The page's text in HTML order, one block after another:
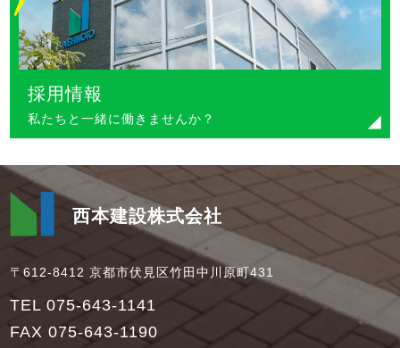
採用情報
私たちと一緒に働きませんか？
西本建設株式会社
〒612-8412 京都市伏見区竹田中川原町431
TEL 075-643-1141
FAX 075-643-1190